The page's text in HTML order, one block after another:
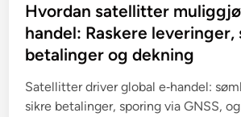
s
t
e
i
n
Hvordan satellitter
handel: Raskere leveringer,
betalinger og dekning
Satellitter driver global e‑handel:
sikre betalinger, sporing via GNSS,